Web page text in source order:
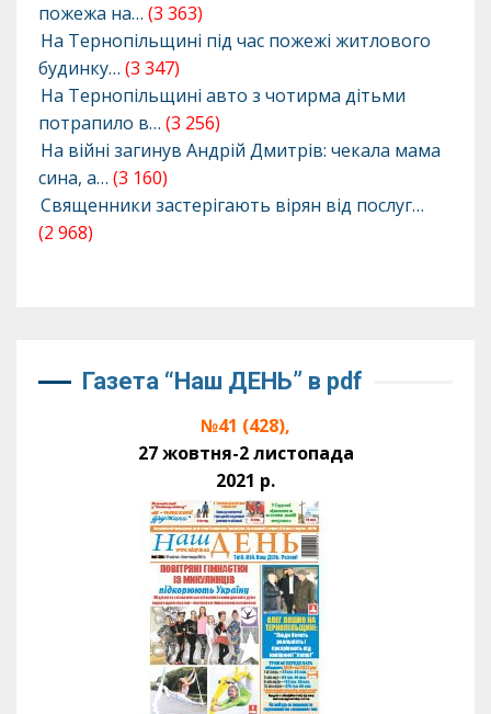
пожежа на… (3 363)
На Тернопільщині під час пожежі житлового
будинку… (3 347)
На Тернопільщині авто з чотирма дітьми
потрапило в… (3 256)
На війні загинув Андрій Дмитрів: чекала мама
сина, а… (3 160)
Священники застерігають вірян від послуг…
(2 968)
Газета “Наш ДЕНЬ” в pdf
№41 (428),
27 жовтня-2 листопада
2021 р.